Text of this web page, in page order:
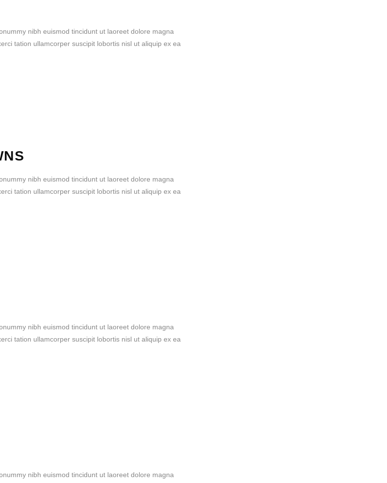
nibh euismod tincidunt ut laoreet dolore magna
tation ullamcorper suscipit lobortis nisl ut aliquip ex ea
nibh euismod tincidunt ut laoreet dolore magna
tation ullamcorper suscipit lobortis nisl ut aliquip ex ea
nibh euismod tincidunt ut laoreet dolore magna
tation ullamcorper suscipit lobortis nisl ut aliquip ex ea
nibh euismod tincidunt ut laoreet dolore magna